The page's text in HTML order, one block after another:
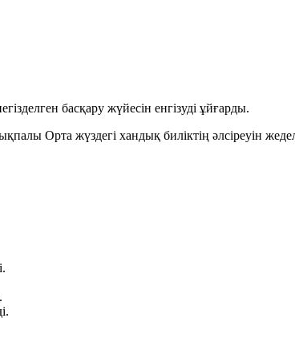
басқару жүйесін енгізуді ұйғарды.
Орта жүздегі хандық биліктің әлсіреуін